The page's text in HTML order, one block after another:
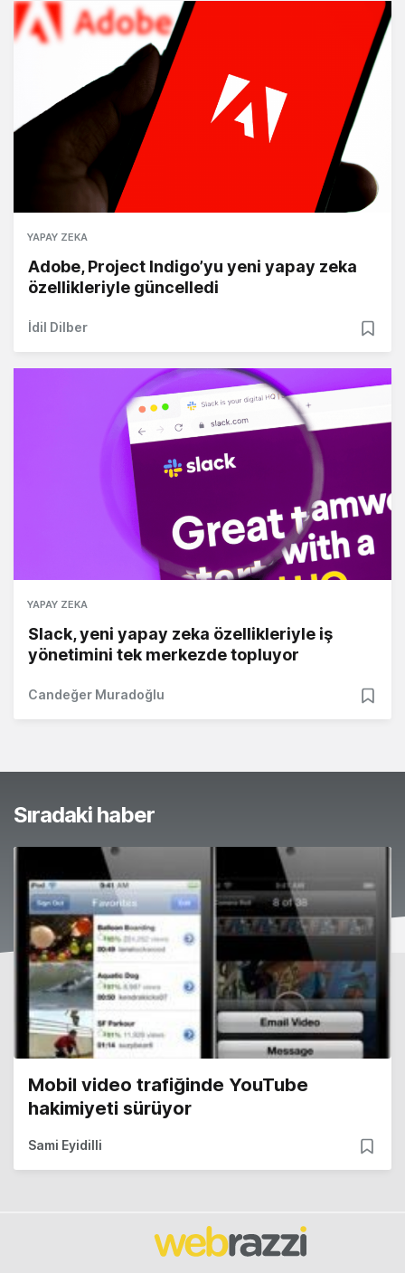
YAPAY ZEKA
Adobe, Project Indigo’yu yeni yapay zeka
özellikleriyle güncelledi
İdil Dilber
YAPAY ZEKA
Slack, yeni yapay zeka özellikleriyle iş
yönetimini tek merkezde topluyor
Candeğer Muradoğlu
Sıradaki haber
Mobil video trafiğinde YouTube
hakimiyeti sürüyor
Sami Eyidilli